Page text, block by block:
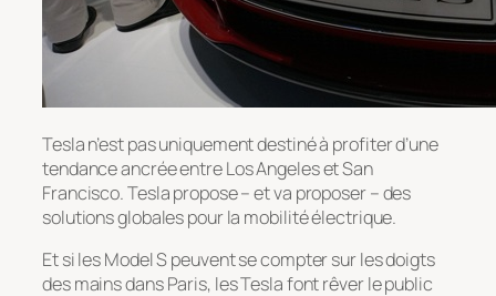
Tesla n’est pas uniquement destiné à profiter d’une
tendance ancrée entre Los Angeles et San
Francisco. Tesla propose – et va proposer – des
solutions globales pour la mobilité électrique.
Et si les Model S peuvent se compter sur les doigts
des mains dans Paris, les Tesla font rêver le public